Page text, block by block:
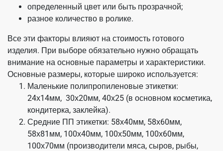
определенный цвет или быть прозрачной;
разное количество в ролике.
Все эти факторы влияют на стоимость готового
изделия. При выборе обязательно нужно обращать
внимание на основные параметры и характеристики.
Основные размеры, которые широко используется:
Маленькие полипропиленовые этикетки:
24х14мм, 30х20мм, 40х25 (в основном косметика,
кондитерка, заклейка).
Средние ПП этикетки: 58х40мм, 58х60мм,
58х81мм, 100х40мм, 100х50мм, 100х60мм,
100х70мм (производители мяса, сыров, рыбы,